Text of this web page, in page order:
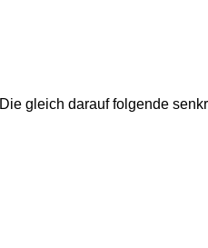
Die gleich darauf folgende